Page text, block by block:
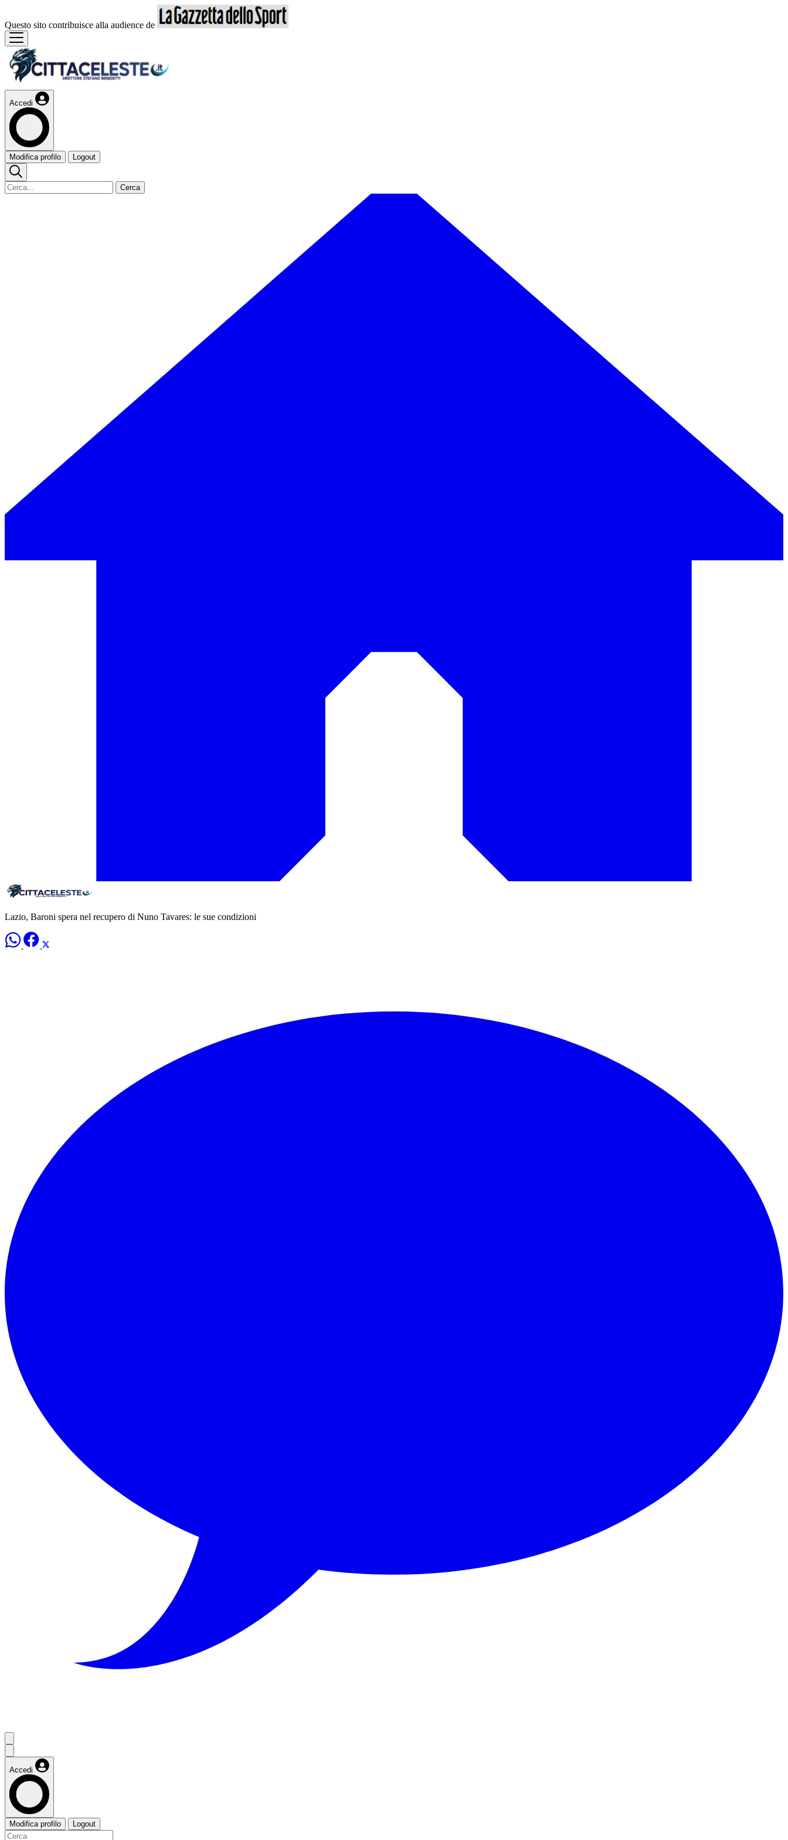
Questo sito contribuisce alla audience de
Accedi
Modifica profilo Logout
Cerca
Lazio, Baroni spera nel recupero di Nuno Tavares: le sue condizioni
Accedi
Modifica profilo Logout